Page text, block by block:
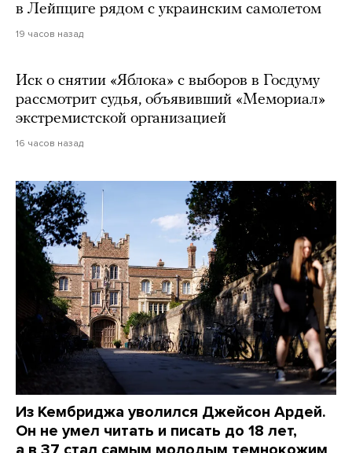
в Лейпциге рядом с украинским самолетом
19 часов назад
Иск о снятии «Яблока» с выборов в Госдуму
рассмотрит судья, объявивший «Мемориал»
экстремистской организацией
16 часов назад
Из Кембриджа уволился Джейсон Ардей.
Он не умел читать и писать до 18 лет,